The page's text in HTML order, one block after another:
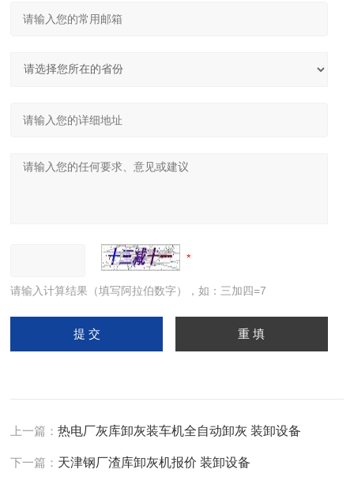
请输入计算结果（填写阿拉伯数字），如：三加四=7
上一篇：热电厂灰库卸灰装车机全自动卸灰 装卸设备
下一篇： 天津钢厂渣库卸灰机报价 装卸设备